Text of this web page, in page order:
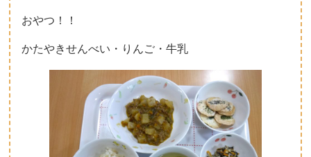
おやつ！！
かたやきせんべい・りんご・牛乳